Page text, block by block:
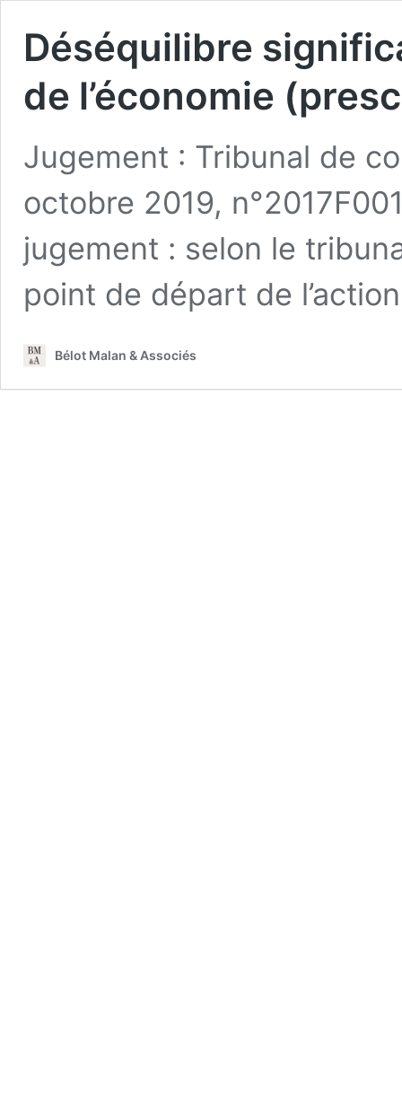
Déséquilibre
de l’économie
Jugement : Tribunal de
octobre 2019,
jugement : selon le
point de départ de
Bélot Malan & Associés